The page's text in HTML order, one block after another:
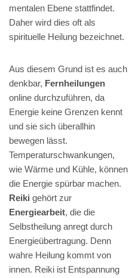
mentalen Ebene stattfindet.
Daher wird dies oft als
spirituelle Heilung bezeichnet.
Aus diesem Grund ist es auch
denkbar, Fernheilungen
online durchzuführen, da
Energie keine Grenzen kennt
und sie sich überallhin
bewegen lässt.
Temperaturschwankungen,
wie Wärme und Kühle, können
die Energie spürbar machen.
Reiki gehört zur
Energiearbeit, die die
Selbstheilung anregt durch
Energieübertragung. Denn
wahre Heilung kommt von
innen. Reiki ist Entspannung